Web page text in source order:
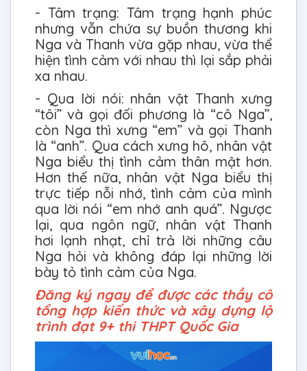
- Tâm trạng: Tâm trạng hạnh phúc
nhưng vẫn chứa sự buồn thương khi
Nga và Thanh vừa gặp nhau, vừa thể
hiện tình cảm với nhau thì lại sắp phải
xa nhau.
- Qua lời nói: nhân vật Thanh xưng
“tôi” và gọi đối phương là “cô Nga”,
còn Nga thì xưng “em” và gọi Thanh
là “anh”. Qua cách xưng hô, nhân vật
Nga biểu thị tình cảm thân mật hơn.
Hơn thế nữa, nhân vật Nga biểu thị
trực tiếp nỗi nhớ, tình cảm của mình
qua lời nói “em nhớ anh quá”. Ngược
lại, qua ngôn ngữ, nhân vật Thanh
hơi lạnh nhạt, chỉ trả lời những câu
Nga hỏi và không đáp lại những lời
bày tỏ tình cảm của Nga.
Đăng ký ngay để được các thầy cô
tổng hợp kiến thức và xây dựng lộ
trình đạt 9+ thi THPT Quốc Gia